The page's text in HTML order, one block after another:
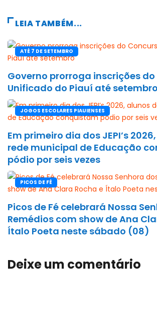
LEIA TAMBÉM...
ATÉ 7 DE SETEMBRO
Governo prorroga inscrições
Unificado do Piauí até setembro
JOGOS ESCOLARES PIAUIENSES
Em primeiro dia dos JEPI’s
rede municipal de Educação
pódio por seis vezes
PICOS DE FÉ
Picos de Fé celebrará Nossa
Remédios com show de Ana
Ítalo Poeta neste sábado (08)
Deixe um comentário